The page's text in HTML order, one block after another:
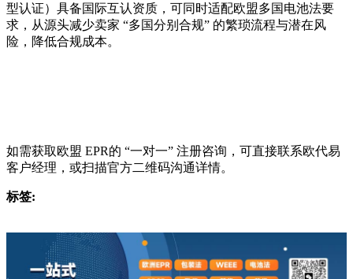
型认证）具备国际互认资质，可同时适配欧盟多国电池法要
求，从源头减少卖家 “多国分别合规” 的繁琐流程与潜在风
险，降低合规成本。
如需获取欧盟 EPR的 “一对一” 注册咨询，可直接联系欧代易
客户经理，或扫描官方二维码沟通详情。
标签: